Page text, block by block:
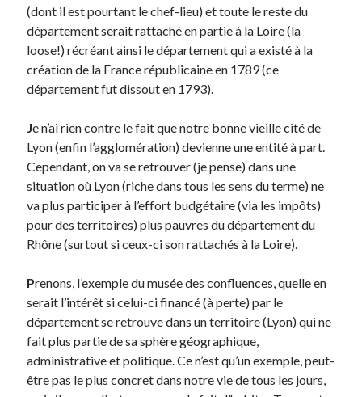
Derniers Commentaires
Entretien ménagerdansT’as vu quoi ? #52
JFdansC’était pas mieux avant… à Lyon
Anthony dansComment j’ai opéré ma vélorution toute personnelle
Renaud DucherdansComment j’ai opéré ma vélorution toute
personnelle
Commentaires récents
Entretien ménager
dans
Comment j’ai opéré ma vélorution toute personnelle
Comment j’ai opéré ma vélorution toute personnelle
Renaud Ducher
Comment j’ai opéré ma vélorution toute
personnelle
(dont il est pourtant le chef-lieu) et toute le reste du
département serait rattaché en partie à la Loire (la
loose!) récréant ainsi le département qui a existé à la
création de la France républicaine en 1789 (ce
département fut dissout en 1793).
Je n’ai rien contre le fait que notre bonne vieille cité de
Lyon (enfin l’agglomération) devienne une entité à part.
Cependant, on va se retrouver (je pense) dans une
situation où Lyon (riche dans tous les sens du terme) ne
va plus participer à l’effort budgétaire (via les impôts)
pour des territoires) plus pauvres du département du
Rhône (surtout si ceux-ci son rattachés à la Loire).
Prenons, l’exemple dumusée des confluences,quelle en
serait l’intérêt si celui-ci financé (à perte) par le
département se retrouve dans un territoire (Lyon) qui ne
fait plus partie de sa sphère géographique,
administrative et politique. Ce n’est qu’un exemple, peut-
être pas le plus concret dans notre vie de tous les jours,